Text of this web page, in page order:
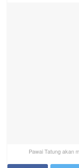
Pawai Tatung akan